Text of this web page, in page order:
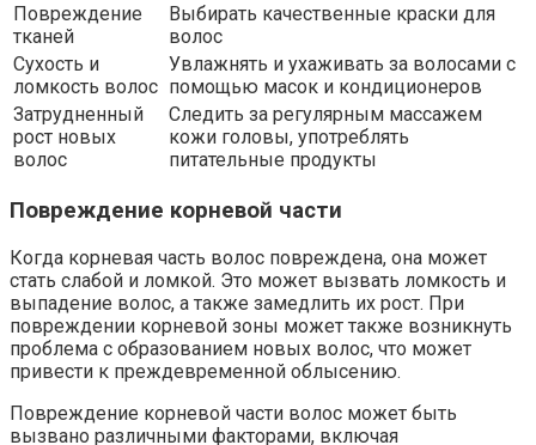
Повреждение
тканей
Выбирать качественные краски для
волос
Сухость и
ломкость волос
Увлажнять и ухаживать за волосами с
помощью масок и кондиционеров
Затрудненный
рост новых
волос
Следить за регулярным массажем
кожи головы, употреблять
питательные продукты
Повреждение корневой части
Когда корневая часть волос повреждена, она может
стать слабой и ломкой. Это может вызвать ломкость и
выпадение волос, а также замедлить их рост. При
повреждении корневой зоны может также возникнуть
проблема с образованием новых волос, что может
привести к преждевременной облысению.
Повреждение корневой части волос может быть
вызвано различными факторами, включая